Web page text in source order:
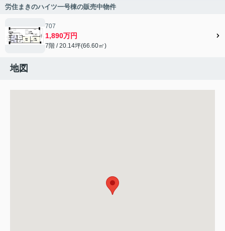
労住まきのハイツ一号棟の販売中物件
707
1,890万円
7階 / 20.14坪(66.60㎡)
地図